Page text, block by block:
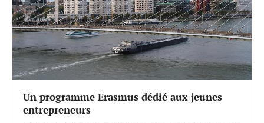
Un programme Erasmus dédié aux jeunes
entrepreneurs